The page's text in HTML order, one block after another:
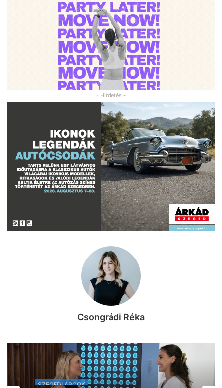
- Hirdetés -
Csongrádi Réka
SZEGEDI ARCOK